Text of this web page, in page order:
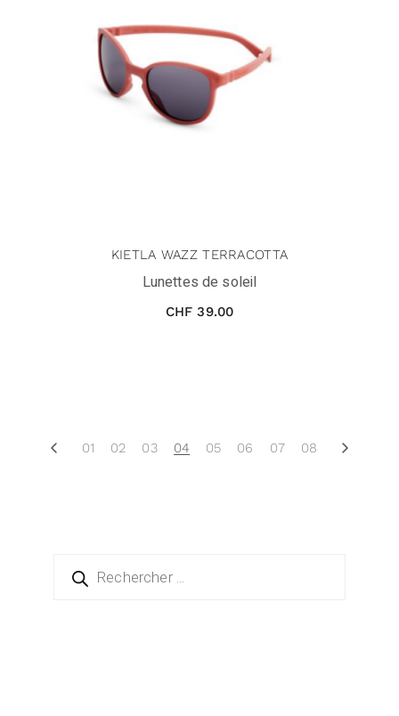
KIETLA WAZZ TERRACOTTA
Lunettes de soleil
CHF 39.00
01 02 03 04 05 06 07 08